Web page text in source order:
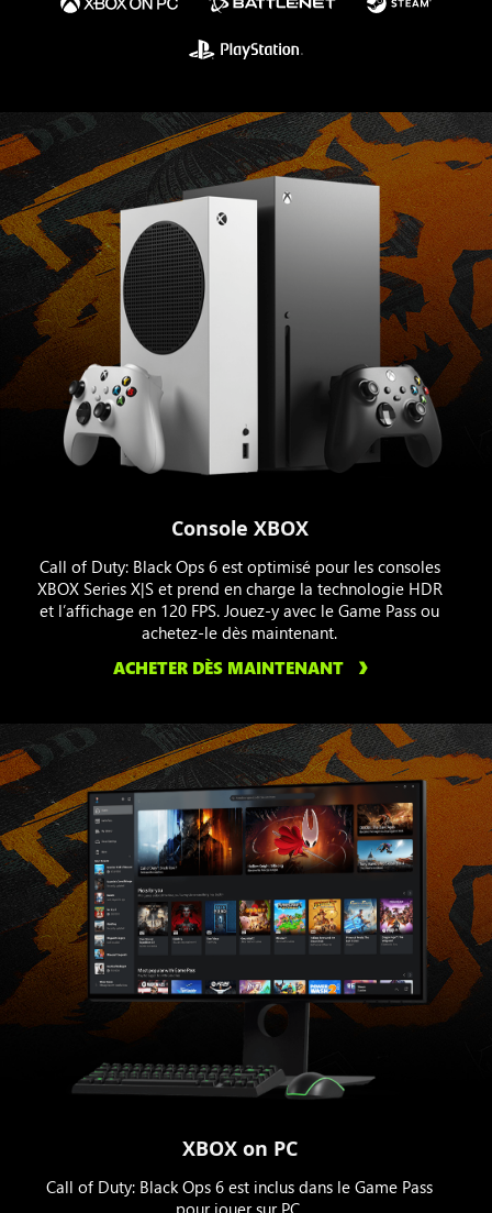
Console XBOX
Call of Duty: Black Ops 6 est optimisé pour les consoles
XBOX Series X|S et prend en charge la technologie HDR
et l’affichage en 120 FPS. Jouez-y avec le Game Pass ou
achetez-le dès maintenant.
ACHETER DÈS MAINTENANT
XBOX on PC
Call of Duty: Black Ops 6 est inclus dans le Game Pass
pour jouer sur PC.